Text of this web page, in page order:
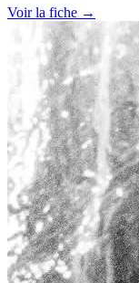
Voir la fiche →